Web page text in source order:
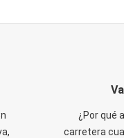
¿Por qué
carretera